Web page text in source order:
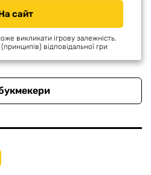
сайт
викликати ігрову залежність.
відповідальної гри